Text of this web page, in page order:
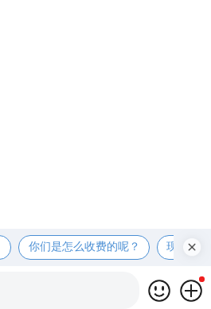
你们是怎么收费的呢？ 现在有